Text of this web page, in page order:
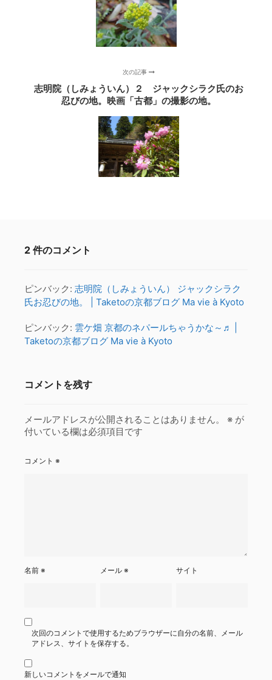
次の記事
志明院（しみょういん）２ ジャックシラク氏のお
忍びの地。映画「古都」の撮影の地。
2 件のコメント
ピンバック: 志明院（しみょういん） ジャックシラク
氏お忍びの地。 | Taketoの京都ブログ Ma vie à Kyoto
ピンバック: 雲ケ畑 京都のネパールちゃうかな～♬ |
Taketoの京都ブログ Ma vie à Kyoto
コメントを残す
メールアドレスが公開されることはありません。 ※ が
付いている欄は必須項目です
コメント ※
名前 ※ メール※ サイト
次回のコメントで使用するためブラウザーに自分の名前、メール
アドレス、サイトを保存する。
新しいコメントをメールで通知